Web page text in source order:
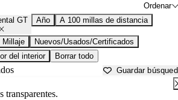
Ordenar
GT Año A 100 millas de distancia
Millaje
Nuevos/Usados/Certificados
del interior Borrar todo
Guardar
transparentes.